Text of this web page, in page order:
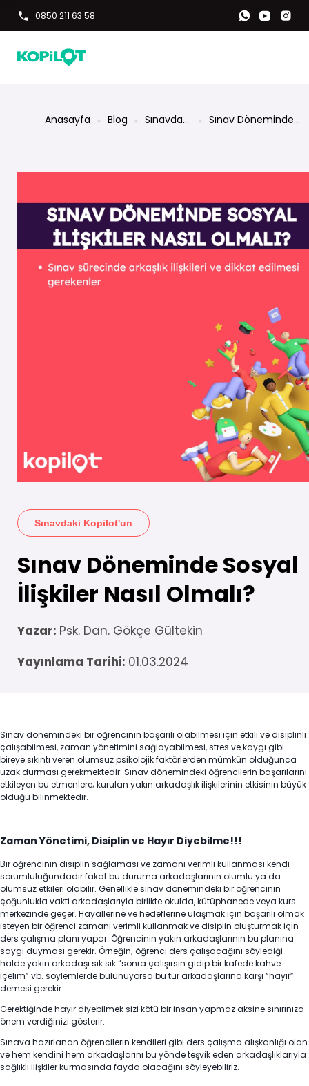
0850 211 63 58
Anasayfa Blog
Sınavdaki
Sınav Döneminde
Sınavdaki Kopilot'un
Sınav Döneminde Sosyal
İlişkiler Nasıl Olmalı?
Yazar: Psk. Dan. Gökçe Gültekin
Yayınlama Tarihi: 01.03.2024
Sınav dönemindeki bir öğrencinin başarılı olabilmesi için etkili ve disiplinli
çalışabilmesi, zaman yönetimini sağlayabilmesi, stres ve kaygı gibi
bireye sıkıntı veren olumsuz psikolojik faktörlerden mümkün olduğunca
uzak durması gerekmektedir. Sınav dönemindeki öğrencilerin başarılarını
etkileyen bu etmenlere; kurulan yakın arkadaşlık ilişkilerinin etkisinin büyük
olduğu bilinmektedir.
Zaman Yönetimi, Disiplin ve Hayır Diyebilme!!!
Bir öğrencinin disiplin sağlaması ve zamanı verimli kullanması kendi
sorumluluğundadır fakat bu duruma arkadaşlarının olumlu ya da
olumsuz etkileri olabilir. Genellikle sınav dönemindeki bir öğrencinin
çoğunlukla vakti arkadaşlarıyla birlikte okulda, kütüphanede veya kurs
merkezinde geçer. Hayallerine ve hedeflerine ulaşmak için başarılı olmak
isteyen bir öğrenci zamanı verimli kullanmak ve disiplin oluşturmak için
ders çalışma planı yapar. Öğrencinin yakın arkadaşlarının bu planına
saygı duyması gerekir. Örneğin; öğrenci ders çalışacağını söylediği
halde yakın arkadaşı sık sık “sonra çalışırsın gidip bir kafede kahve
içelim” vb. söylemlerde bulunuyorsa bu tür arkadaşlarına karşı “hayır”
demesi gerekir.
Gerektiğinde hayır diyebilmek sizi kötü bir insan yapmaz aksine sınırınıza
önem verdiğinizi gösterir.
Sınava hazırlanan öğrencilerin kendileri gibi ders çalışma alışkanlığı olan
ve hem kendini hem arkadaşlarını bu yönde teşvik eden arkadaşlıklarıyla
sağlıklı ilişkiler kurmasında fayda olacağını söyleyebiliriz.